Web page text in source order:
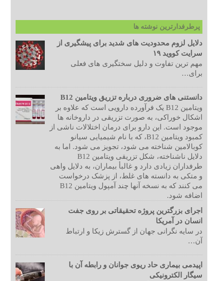
پرطرفدارترین نوشته ها
دلایل لزوم محدودیت های شدید برای پیشگیری از
سرایت کووید ۱۹
مهم ترین تفاوت و دلیل سختگیری های فعلی
برای…
دانستنی های ضروری درباره تزریق ویتامین B12
ویتامین B12 یک فرآورده دارویی است که علاوه بر
اشکال خوراکی، به صورت تزریقی در داروخانه ها
موجود است. این دارو برای درمان اختلالات ناشی از
کمبود ویتامین B12، که با نام شیمیایی سیانو
کوبالامین شناخته می شود، تجویز می شود. اما به
دلایل ناشناخته، شکل تزریقی ویتامین B12
طرفداران زیادی دارد و غالبأ بیماران، به دلایل واهی
و متکی به دانسته های غلط، از پزشک درخواست
می کنند که به نسخه آنها چند آمپول ویتامین B12
اضافه شود.
اجرای بزرگترین پروژه تحقیقاتی بر روی جفت
انسان در آمریکا
در سایه نگرانی جهان از گسترش زیکا و ارتباط
آن…
اپیدمی بیماری حاد ریوی جوانان و رابطه آن با
سیگار الکترونیکی